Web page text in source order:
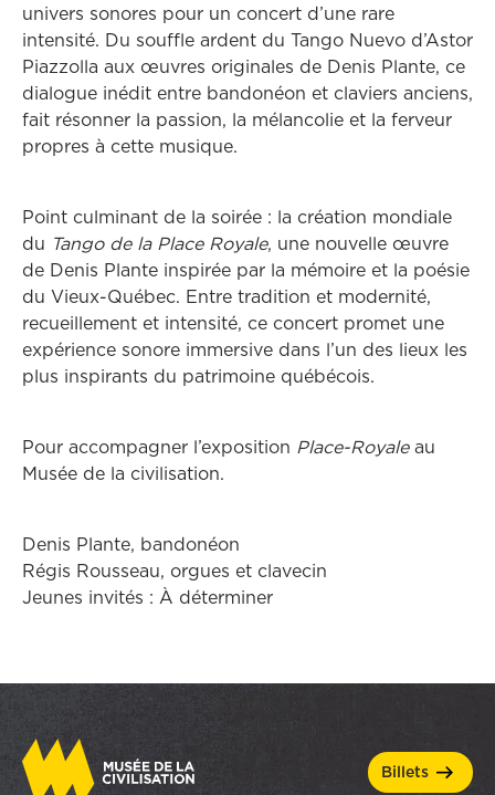
univers sonores pour un concert d’une rare
intensité. Du souffle ardent du Tango Nuevo d’Astor
Piazzolla aux œuvres originales de Denis Plante, ce
dialogue inédit entre bandonéon et claviers anciens,
fait résonner la passion, la mélancolie et la ferveur
propres à cette musique.
Point culminant de la soirée : la création mondiale
du Tango de la Place Royale, une nouvelle œuvre
de Denis Plante inspirée par la mémoire et la poésie
du Vieux-Québec. Entre tradition et modernité,
recueillement et intensité, ce concert promet une
expérience sonore immersive dans l’un des lieux les
plus inspirants du patrimoine québécois.
Pour accompagner l’exposition Place-Royaleau
Musée de la civilisation.
Denis Plante, bandonéon
Régis Rousseau, orgues et clavecin
Jeunes invités : À déterminer
billets